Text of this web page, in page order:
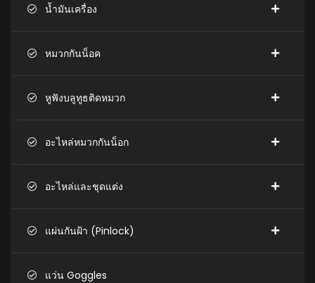
น้ำมันเครื่อง
หมวกกันน็อค
หูฟังบลูทูธติดหมวก
อะไหล่หมวกกันน็อก
อะไหล่และชุดแต่ง
แผ่นกันฝ้า (Pinlock)
แว่น Goggles